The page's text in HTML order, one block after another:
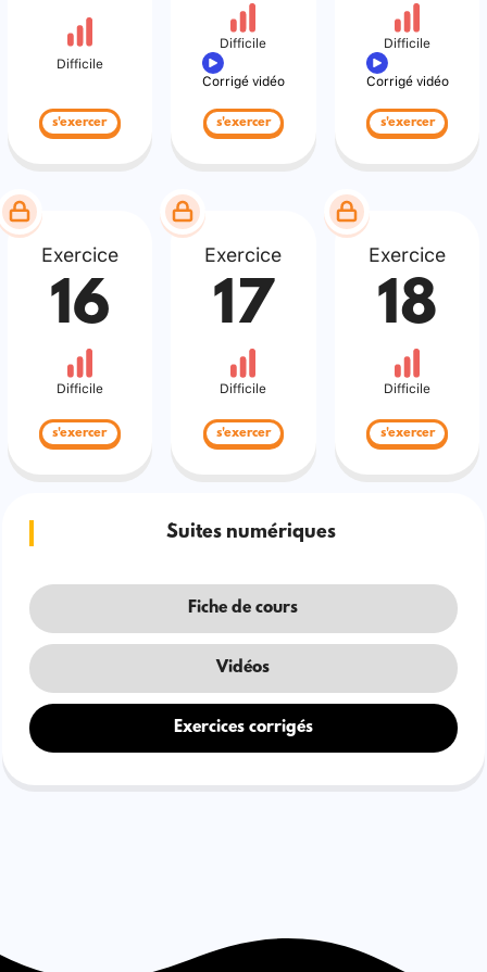
Difficile
s'exercer
Difficile
Corrigé vidéo
s'exercer
Difficile
Corrigé vidéo
s'exercer
Exercice
16
Difficile
s'exercer
Exercice
17
Difficile
s'exercer
Exercice
18
Difficile
s'exercer
Suites numériques
Fiche de cours
Vidéos
Exercices corrigés